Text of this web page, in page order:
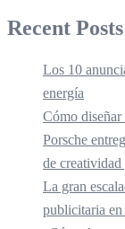
Recent Posts
Los 10
energía
Cómo
Porsche
de
La gran
publicitaria